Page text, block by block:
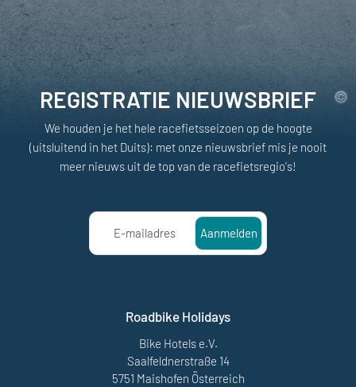
REGISTRATIE NIEUWSBRIEF
We houden je het hele racefietsseizoen op de hoogte
(uitsluitend in het Duits): met onze nieuwsbrief mis je nooit
meer nieuws uit de top van de racefietsregio's!
E-mailadres Aanmelden
Roadbike Holidays
Bike Hotels e.V.
Saalfeldnerstraße 14
5751 Maishofen Österreich